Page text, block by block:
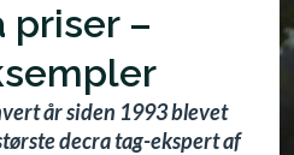
priser –
år siden 1993 blevet
decra tag-ekspert af